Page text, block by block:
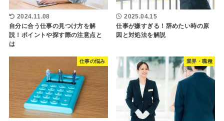
2024.11.08
自分に合う仕事の見つけ方を解
説！ポイントや探す際の注意点と
は
2025.04.15
仕事が嫌すぎる！辞めたい時の原
因と対処法を解説
仕事の悩み 業界・職種